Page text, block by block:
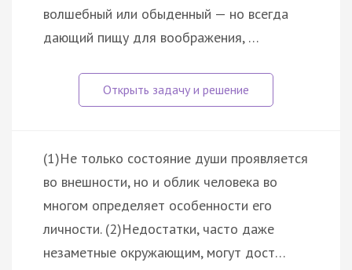
волшебный или обыденный — но всегда
дающий пищу для воображения, …
(1)Не только состояние души проявляется
во внешности, но и облик человека во
многом определяет особенности его
личности. (2)Недостатки, часто даже
незаметные окружающим, могут дост…